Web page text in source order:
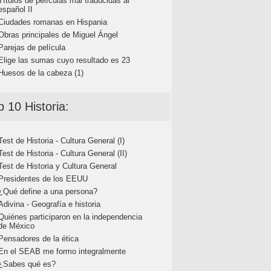
II
romanas en Hispania
principales de Miguel Ángel
de película
las sumas cuyo resultado es 23
de la cabeza (1)
10 Historia:
de Historia - Cultura General (I)
de Historia - Cultura General (II)
de Historia y Cultura General
de los EEUU
define a una persona?
- Geografía e historia
participaron en la independencia
México
de la ética
el SEAB me formo integralmente
qué es?